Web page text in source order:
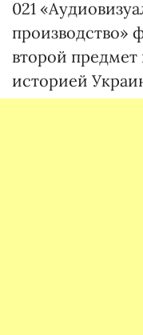
021
производство»
второй
историей